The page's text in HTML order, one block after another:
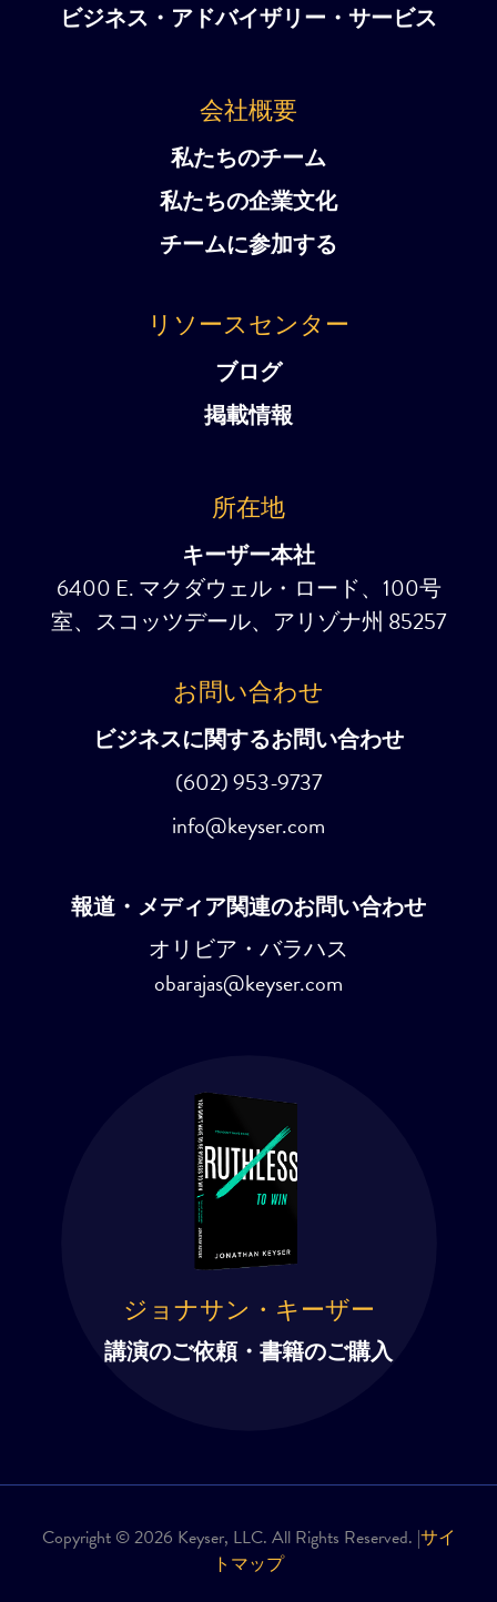
ビジネス・アドバイザリー・サービス
会社概要
私たちのチーム
私たちの企業文化
チームに参加する
リソースセンター
ブログ
掲載情報
所在地
キーザー本社
6400 E. マクダウェル・ロード、100号
室、スコッツデール、アリゾナ州 85257
お問い合わせ
ビジネスに関するお問い合わせ
(602) 953-9737
info@keyser.com
報道・メディア関連のお問い合わせ
オリビア・バラハス
obarajas@keyser.com
ジョナサン・キーザー
講演のご依頼・書籍のご購入
Copyright © 2026 Keyser, LLC. All Rights Reserved. |サイ
トマップ